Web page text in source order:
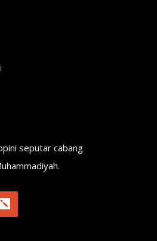
seputar cabang